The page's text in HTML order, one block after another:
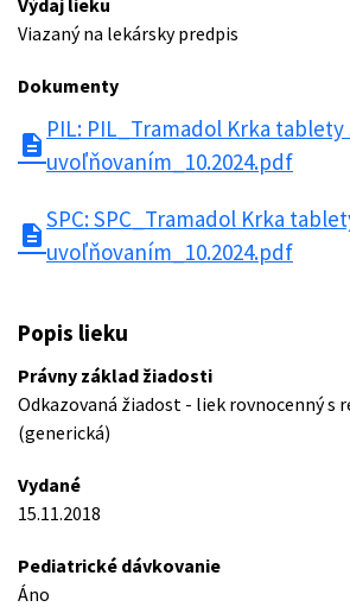
Výdaj lieku
Viazaný na lekársky predpis
Dokumenty
description
PIL: PIL_Tramadol Krka
uvoľňovaním_10.2024.pdf
description
SPC: SPC_Tramadol Krka
uvoľňovaním_10.2024.pdf
Popis lieku
Právny základ žiadosti
Odkazovaná žiadost - liek rovnocenný s
(generická)
Vydané
15.11.2018
Pediatrické dávkovanie
Áno